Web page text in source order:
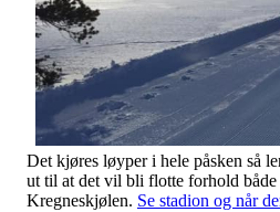
Det kjøres løyper i hele påsken så
ut til at det vil bli flotte forhold
Kregneskjølen. Se stadion og når